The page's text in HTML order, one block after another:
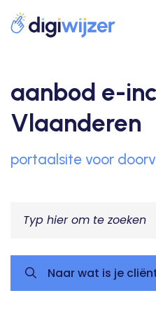
aanbod e-
Vlaanderen
portaalsite voor
Naar wat is je